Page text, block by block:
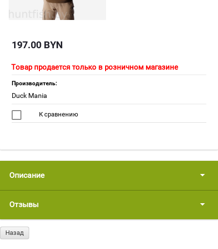
197.00 BYN
Товар продается только в розничном магазине
Производитель:
Duck Mania
К сравнению
Описание
Отзывы
Назад